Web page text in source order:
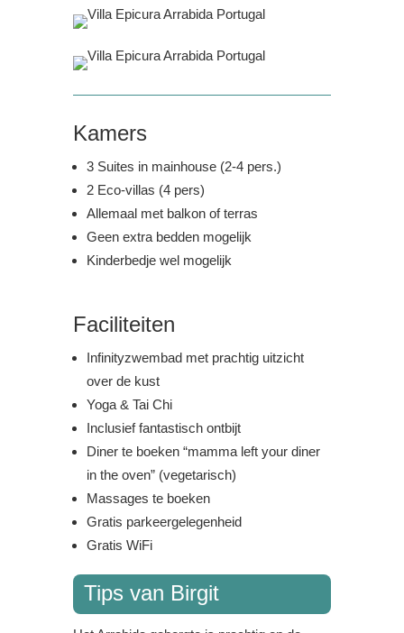
Kamers
3 Suites in mainhouse (2-4 pers.)
2 Eco-villas (4 pers)
Allemaal met balkon of terras
Geen extra bedden mogelijk
Kinderbedje wel mogelijk
Faciliteiten
Infinityzwembad met prachtig uitzicht
over de kust
Yoga & Tai Chi
Inclusief fantastisch ontbijt
Diner te boeken “mamma left your diner
in the oven” (vegetarisch)
Massages te boeken
Gratis parkeergelegenheid
Gratis WiFi
Tips van Birgit